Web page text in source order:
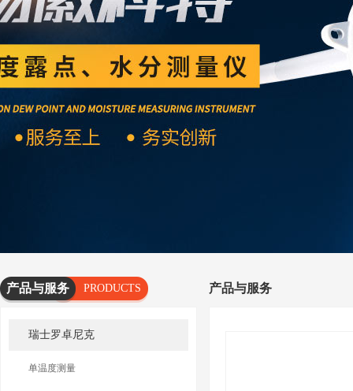
产品与服务
PRODUCTS
SERVICES
瑞士罗卓尼克
单温度测量
产品与服务